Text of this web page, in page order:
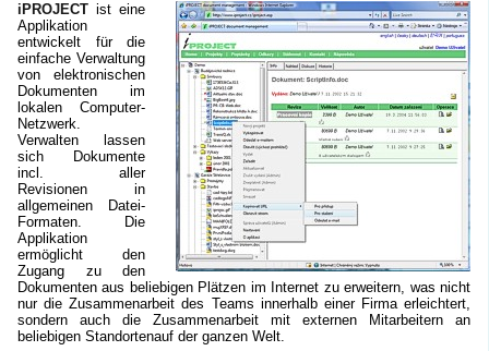
iPROJECT ist eine
Applikation
entwickelt für die
einfache Verwaltung
von elektronischen
Dokumenten im
lokalen Computer-
Netzwerk.
Verwalten lassen
sich Dokumente
incl. aller
Revisionen in
allgemeinen Datei-
Formaten. Die
Applikation
ermöglicht den
Zugang zu den
Dokumenten aus beliebigen Plätzen im Internet zu erweitern, was nicht
nur die Zusammenarbeit des Teams innerhalb einer Firma erleichtert,
sondern auch die Zusammenarbeit mit externen Mitarbeitern an
beliebigen Standortenauf der ganzen Welt.